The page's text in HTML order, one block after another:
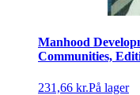
Manhood
Communities,
231,66 kr.På lager